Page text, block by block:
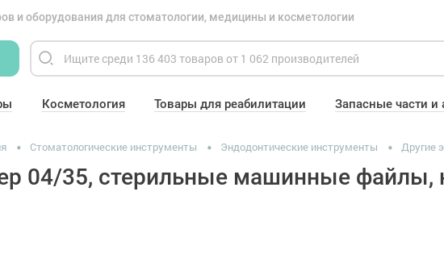
и оборудования для стоматологии, медицины и косметологии
Косметология Товары для реабилитации Запасные части и
Стоматологические инструменты Эндодонтические инструменты Другие
04/35, стерильные машинные файлы,